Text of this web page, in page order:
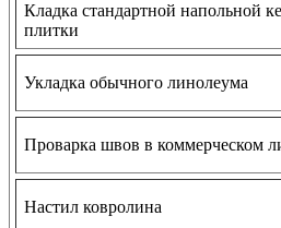
Кладка стандартной напольной
плитки
Укладка обычного линолеума
Проварка швов в коммерческом
Настил ковролина